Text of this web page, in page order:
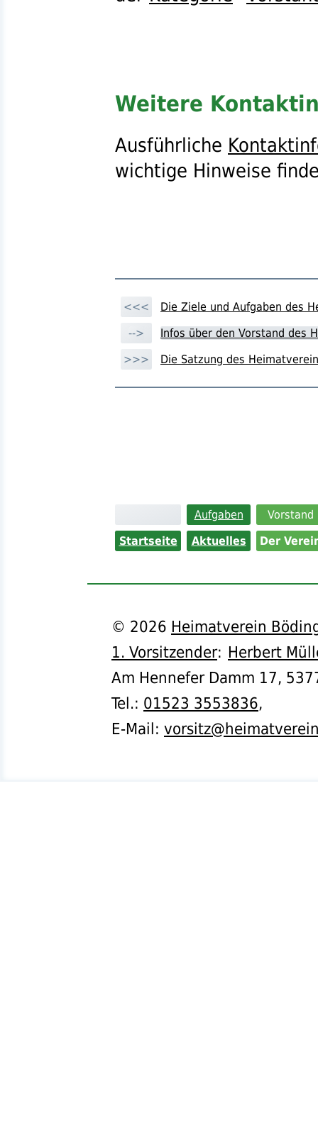
Weitere
Ausführliche
wichtige Hinweise
<<<
Die Ziele und Aufgaben des
-->
Infos über den Vorstand des
>>>
Die Satzung des
Aufgaben
Vorstand
Startseite
Aktuelles Der
© 2026 Heimatverein
1. Vorsitzender: Herbert
Am Hennefer Damm 17,
Tel.: 01523 3553836,
E-Mail: